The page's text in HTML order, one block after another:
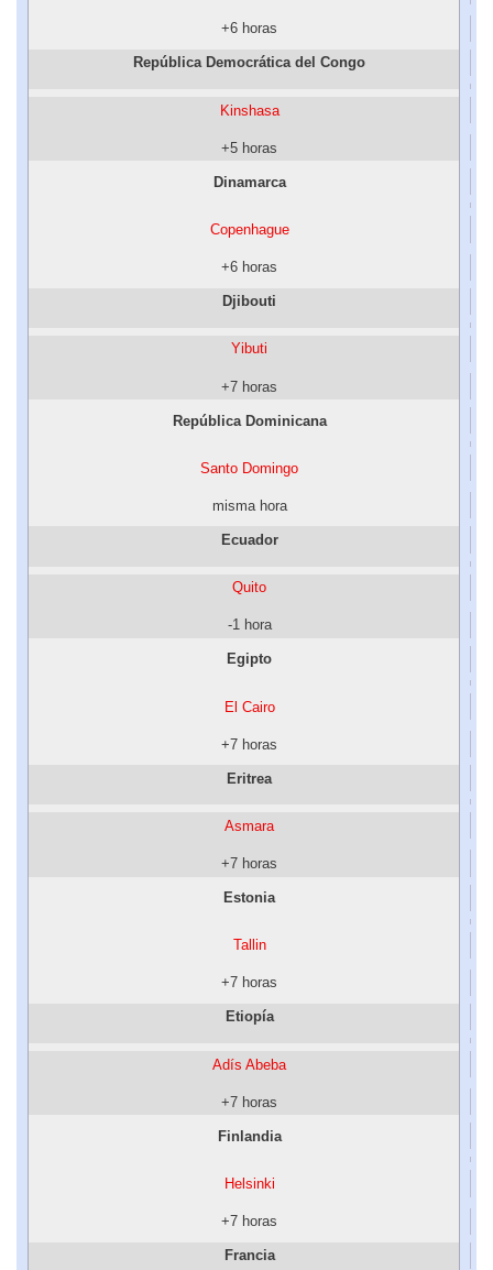
+6 horas
República Democrática del Congo
Kinshasa
+5 horas
Dinamarca
Copenhague
+6 horas
Djibouti
Yibuti
+7 horas
República Dominicana
Santo Domingo
misma hora
Ecuador
Quito
-1 hora
Egipto
El Cairo
+7 horas
Eritrea
Asmara
+7 horas
Estonia
Tallin
+7 horas
Etiopía
Adís Abeba
+7 horas
Finlandia
Helsinki
+7 horas
Francia